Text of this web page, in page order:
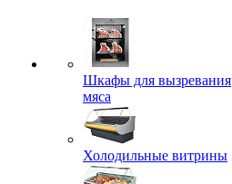
Шкафы для вызревания
мяса
Холодильные витрины